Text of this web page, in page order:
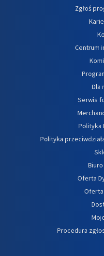
Zgłoś
Centrum
Dla
Serwis
Polityka
Polityka
Oferta
Oferta
Procedura